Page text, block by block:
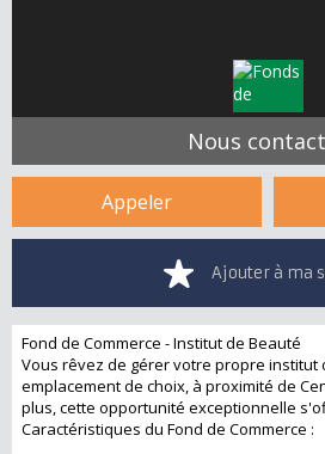
Nous
Appeler
Ajouter à ma
Fond de Commerce - Institut de Beauté
Vous rêvez de gérer votre propre institut
emplacement de choix, à proximité de
plus, cette opportunité exceptionnelle
Caractéristiques du Fond de Commerce :